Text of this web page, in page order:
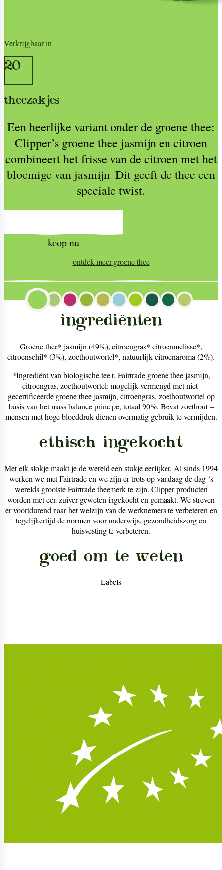
Verkrijgbaar in
20
theezakjes
Een heerlijke variant onder de groene thee:
Clipper’s groene thee jasmijn en citroen
combineert het frisse van de citroen met het
bloemige van jasmijn. Dit geeft de thee een
speciale twist.
koop nu
ontdek meergroene thee
ingrediënten
Groene thee* jasmijn (49%), citroengras* citroenmelisse*,
citroenschil* (3%), zoethoutwortel*, natuurlijk citroenaroma (2%).
*Ingrediënt van biologische teelt. Fairtrade groene thee jasmijn,
citroengras, zoethoutwortel: mogelijk vermengd met niet-
gecertificeerde groene thee jasmijn, citroengras, zoethoutwortel op
basis van het mass balance principe, totaal 90%. Bevat zoethout –
mensen met hoge bloeddruk dienen overmatig gebruik te vermijden.
ethisch ingekocht
Met elk slokje maakt je de wereld een stukje eerlijker. Al sinds 1994
werken we met Fairtrade en we zijn er trots op vandaag de dag ‘s
werelds grootste Fairtrade theemerk te zijn. Clipper producten
worden met een zuiver geweten ingekocht en gemaakt. We streven
er voortdurend naar het welzijn van de werknemers te verbeteren en
tegelijkertijd de normen voor onderwijs, gezondheidszorg en
huisvesting te verbeteren.
goed om te weten
Labels